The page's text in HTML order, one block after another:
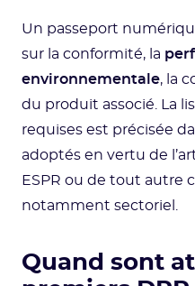
Un passeport
sur la conformité, la
environnementale, la
du produit associé. La
requises est précisée
adoptés en vertu de
ESPR ou de tout autre
notamment sectoriel.
Quand sont